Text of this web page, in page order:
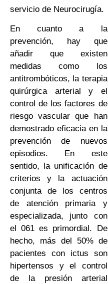
servicio de Neurocirugía.
En cuanto a la
prevención, hay que
añadir que existen
medidas como los
antitrombóticos, la terapia
quirúrgica arterial y el
control de los factores de
riesgo vascular que han
demostrado eficacia en la
prevención de nuevos
episodios. En este
sentido, la unificación de
criterios y la actuación
conjunta de los centros
de atención primaria y
especializada, junto con
el 061 es primordial. De
hecho, más del 50% de
pacientes con ictus son
hipertensos y el control
de la presión arterial